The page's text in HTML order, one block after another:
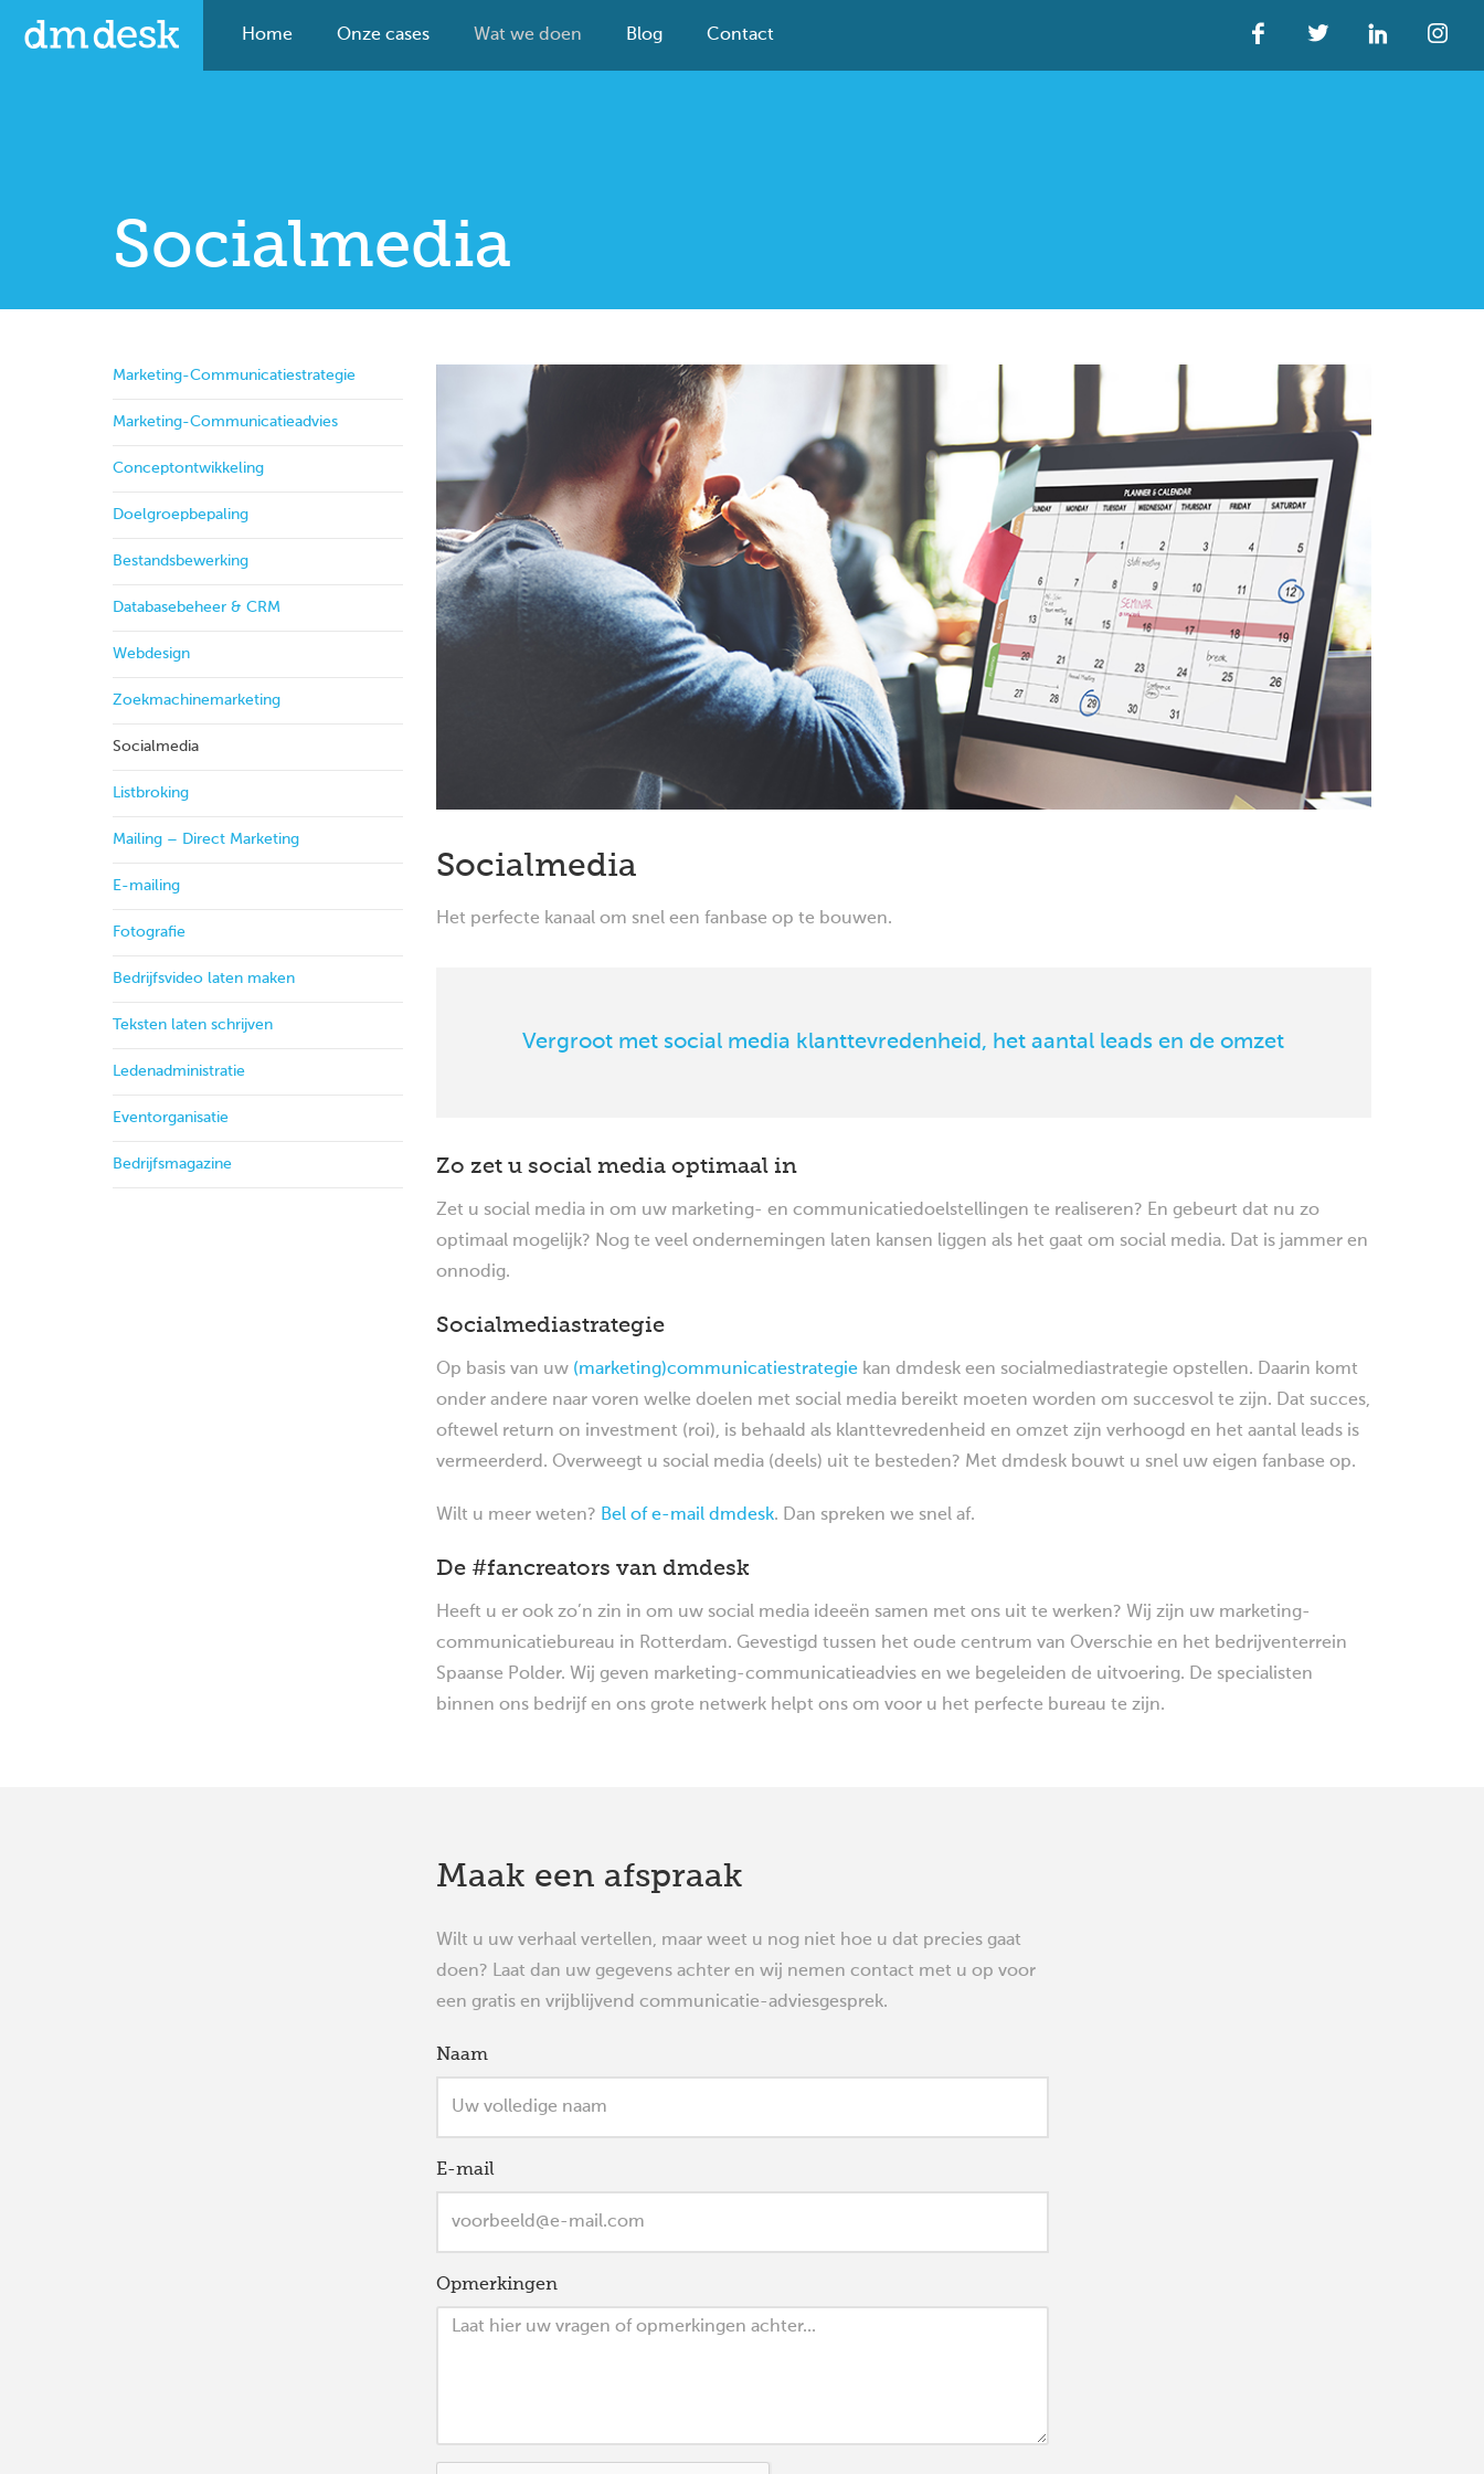
Home Onze cases Wat we doen Blog Contact
Socialmedia
Marketing-Communicatiestrategie
Marketing-Communicatieadvies
Conceptontwikkeling
Doelgroepbepaling
Bestandsbewerking
Databasebeheer & CRM
Webdesign
Zoekmachinemarketing
Socialmedia
Listbroking
Mailing – Direct Marketing
E-mailing
Fotografie
Bedrijfsvideo laten maken
Teksten laten schrijven
Ledenadministratie
Eventorganisatie
Bedrijfsmagazine
Socialmedia
Het perfecte kanaal om snel een fanbase op te bouwen.
Vergroot met social media klanttevredenheid, het aantal leads en de omzet
Zo zet u social media optimaal in
Zet u social media in om uw marketing- en communicatiedoelstellingen te realiseren? En gebeurt dat nu zo
optimaal mogelijk? Nog te veel ondernemingen laten kansen liggen als het gaat om social media. Dat is jammer en
onnodig.
Socialmediastrategie
Op basis van uw (marketing)communicatiestrategiekan dmdesk een socialmediastrategie opstellen. Daarin komt
onder andere naar voren welke doelen met social media bereikt moeten worden om succesvol te zijn. Dat succes,
oftewel return on investment (roi), is behaald als klanttevredenheid en omzet zijn verhoogd en het aantal leads is
vermeerderd. Overweegt u social media (deels) uit te besteden? Met dmdesk bouwt u snel uw eigen fanbase op.
Wilt u meer weten? Bel of e-mail dmdesk. Dan spreken we snel af.
De #fancreators van dmdesk
Heeft u er ook zo’n zin in om uw social media ideeën samen met ons uit te werken? Wij zijn uw marketing-
communicatiebureau in Rotterdam. Gevestigd tussen het oude centrum van Overschie en het bedrijventerrein
Spaanse Polder. Wij geven marketing-communicatieadvies en we begeleiden de uitvoering. De specialisten
binnen ons bedrijf en ons grote netwerk helpt ons om voor u het perfecte bureau te zijn.
Maak een afspraak
Wilt u uw verhaal vertellen, maar weet u nog niet hoe u dat precies gaat
doen? Laat dan uw gegevens achter en wij nemen contact met u op voor
een gratis en vrijblijvend communicatie-adviesgesprek.
Naam
E-mail
Opmerkingen